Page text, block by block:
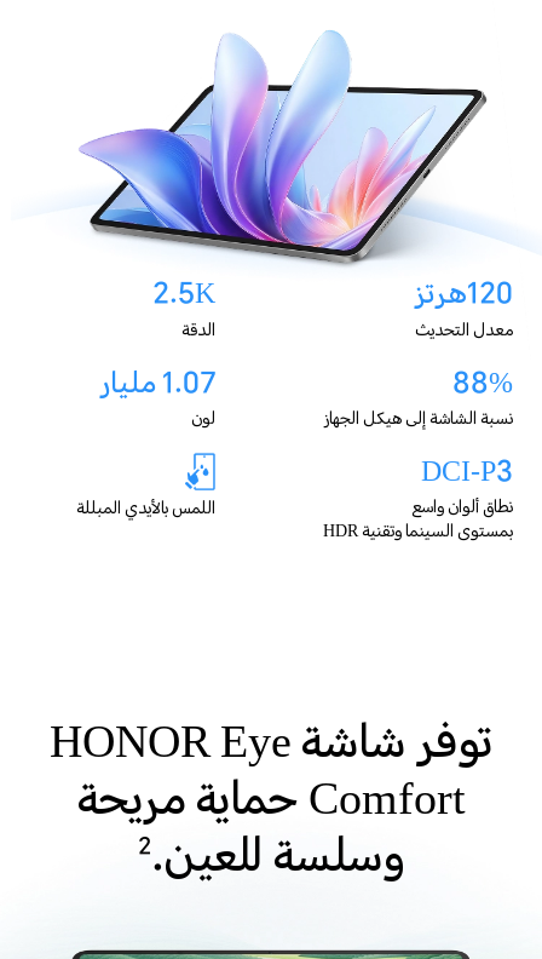
120هرتز
معدل التحديث
2.5K
الدقة
88%
نسبة الشاشة إلى هيكل الجهاز
1.07 مليار
لون
DCI-P3
نطاق ألوان واسع
بمستوى السينما وتقنية HDR
اللمس بالأيدي المبللة
توفر شاشة HONOR Eye
Comfort حماية مريحة
وسلسة للعين.2